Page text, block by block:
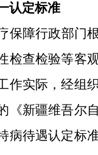
认定标准
保障行政部门
检查检验等客
作实际，经组
《新疆维吾尔
病待遇认定标